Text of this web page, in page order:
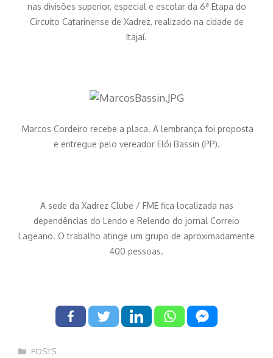
nas divisões superior, especial e escolar da 6ª Etapa do
Circuito Catarinense de Xadrez, realizado na cidade de
Itajaí.
Marcos Cordeiro recebe a placa. A lembrança foi proposta
e entregue pelo vereador Elói Bassin (PP).
A sede da Xadrez Clube / FME fica localizada nas
dependências do Lendo e Relendo do jornal Correio
Lageano. O trabalho atinge um grupo de aproximadamente
400 pessoas.
Categorias
POSTS